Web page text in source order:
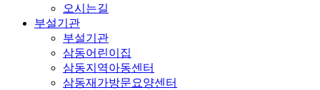
오시는길
부설기관
부설기관
삼동어린이집
삼동지역아동센터
삼동재가방문요양센터